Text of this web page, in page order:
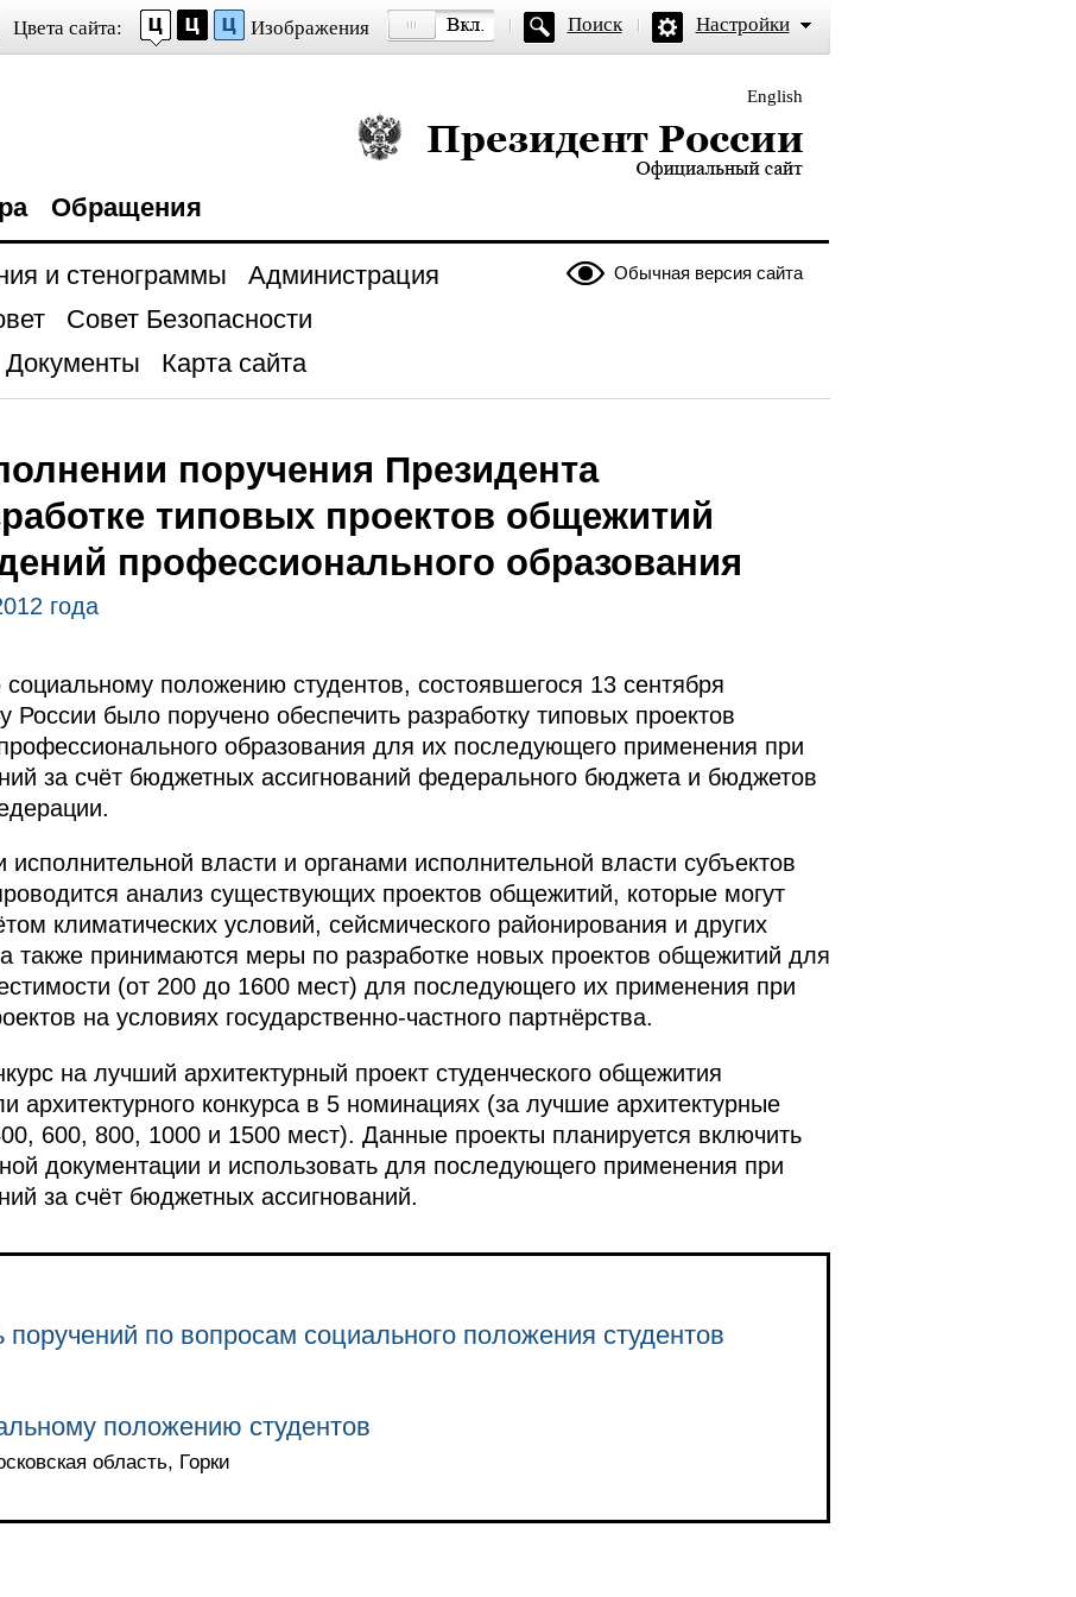
Цвета сайта: Изображения Поиск Настройки
English
Президент России — официальный сайт
Обращения
Обычная версия сайта
и стенограммы
Администрация
Совет Безопасности
Документы Карта сайта
поручения Президента
типовых проектов общежитий
профессионального образования
года
социальному положению студентов, состоявшегося 13 сентября
России было поручено обеспечить разработку типовых проектов
образования для их последующего применения при
за счёт бюджетных ассигнований федерального бюджета и бюджетов
власти и органами исполнительной власти субъектов
анализ существующих проектов общежитий, которые могут
климатических условий, сейсмического районирования и других
также принимаются меры по разработке новых проектов общежитий для
(от 200 до 1600 мест) для последующего их применения при
на условиях государственно-частного партнёрства.
на лучший архитектурный проект студенческого общежития
архитектурного конкурса в 5 номинациях (за лучшие архитектурные
600, 800, 1000 и 1500 мест). Данные проекты планируется включить
документации и использовать для последующего применения при
за счёт бюджетных ассигнований.
по вопросам социального положения студентов
положению студентов
область, Горки